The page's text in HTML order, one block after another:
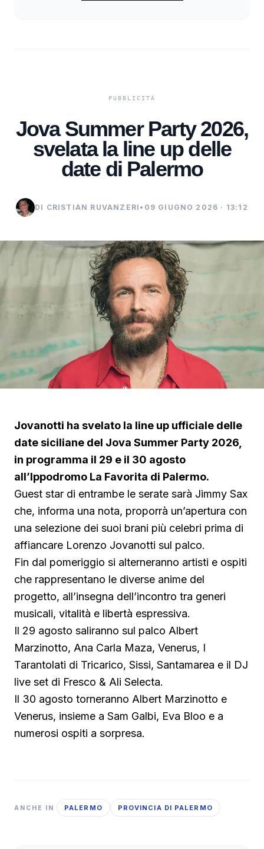
Jova Summer Party 2026,
svelata la line up delle
date di Palermo
DI CRISTIAN RUVANZERI • 09 GIUGNO 2026 · 13:12
Jovanotti ha svelato la line up ufficiale delle
date siciliane del Jova Summer Party 2026,
in programma il 29 e il 30 agosto
all’Ippodromo La Favorita di Palermo.
Guest star di entrambe le serate sarà Jimmy Sax
che, informa una nota, proporrà un’apertura con
una selezione dei suoi brani più celebri prima di
affiancare Lorenzo Jovanotti sul palco.
Fin dal pomeriggio si alterneranno artisti e ospiti
che rappresentano le diverse anime del
progetto, all’insegna dell’incontro tra generi
musicali, vitalità e libertà espressiva.
Il 29 agosto saliranno sul palco Albert
Marzinotto, Ana Carla Maza, Venerus, I
Tarantolati di Tricarico, Sissi, Santamarea e il DJ
live set di Fresco & Ali Selecta.
Il 30 agosto torneranno Albert Marzinotto e
Venerus, insieme a Sam Galbi, Eva Bloo e a
numerosi ospiti a sorpresa.
ANCHE IN PALERMO PROVINCIA DI PALERMO